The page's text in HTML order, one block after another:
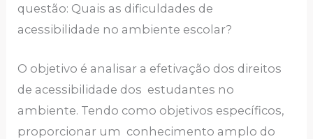
questão: Quais as dificuldades de
acessibilidade no ambiente escolar?
O objetivo é analisar a efetivação dos direitos
de acessibilidade dos estudantes no
ambiente. Tendo como objetivos específicos,
proporcionar um conhecimento amplo do